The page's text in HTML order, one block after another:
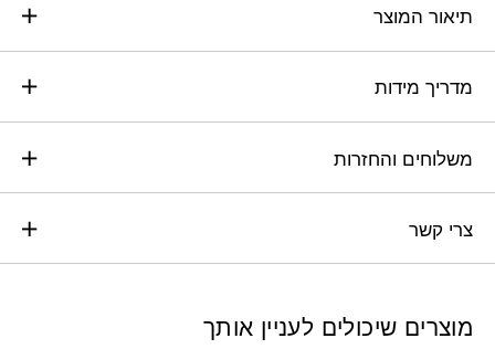
תיאור המוצר
מדריך מידות
משלוחים והחזרות
צרי קשר
מוצרים שיכולים לעניין אותך